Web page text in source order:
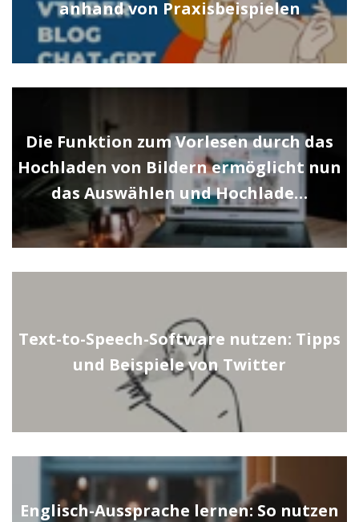
anhand von Praxisbeispielen
Die Funktion zum Vorlesen durch das
Hochladen von Bildern ermöglicht nun
das Auswählen und Hochlade…
Text-to-Speech-Software nutzen: Tipps
und Beispiele von Twitter
Englisch-Aussprache lernen: So nutzen